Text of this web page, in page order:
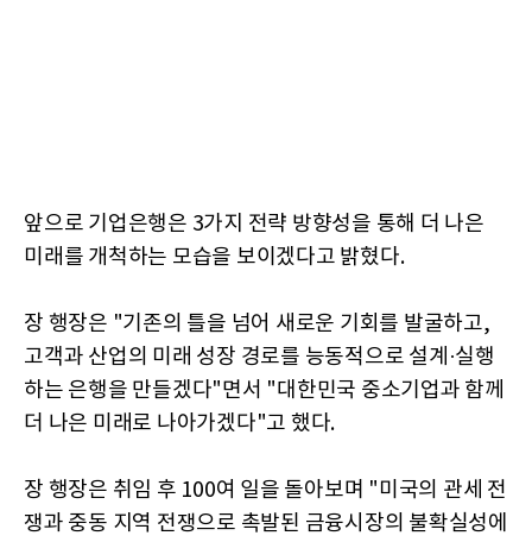
앞으로 기업은행은 3가지 전략 방향성을 통해 더 나은
미래를 개척하는 모습을 보이겠다고 밝혔다.
장 행장은 "기존의 틀을 넘어 새로운 기회를 발굴하고,
고객과 산업의 미래 성장 경로를 능동적으로 설계·실행
하는 은행을 만들겠다"면서 "대한민국 중소기업과 함께
더 나은 미래로 나아가겠다"고 했다.
장 행장은 취임 후 100여 일을 돌아보며 "미국의 관세 전
쟁과 중동 지역 전쟁으로 촉발된 금융시장의 불확실성에